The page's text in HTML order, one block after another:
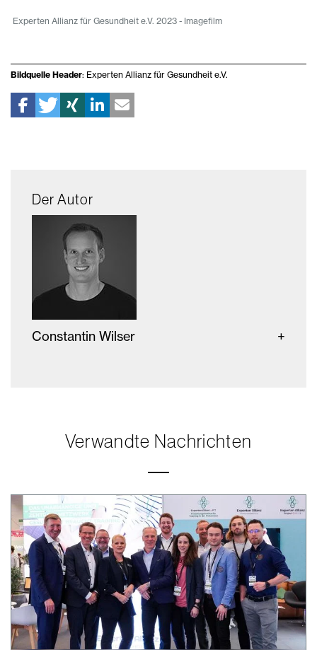
Experten Allianz für Gesundheit e.V. 2023 - Imagefilm
Bildquelle Header: Experten Allianz für Gesundheit e.V.
Der Autor
Constantin Wilser
Verwandte Nachrichten